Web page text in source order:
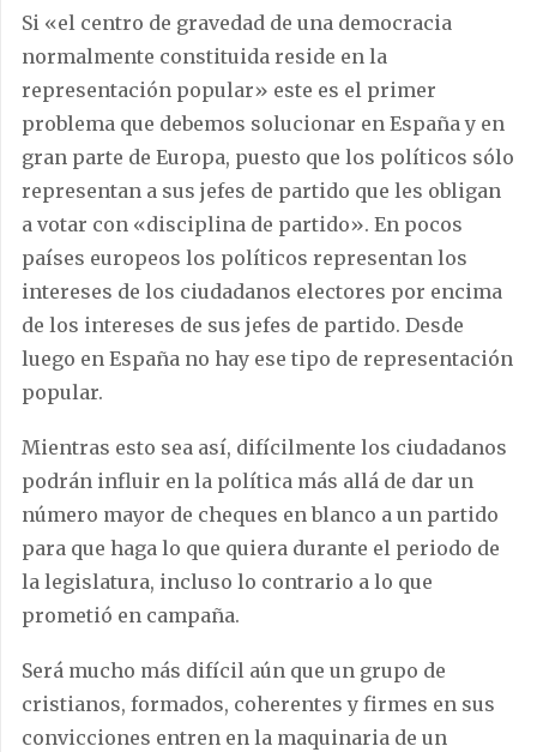
Si «el centro de gravedad de una democracia
normalmente constituida reside en la
representación popular» este es el primer
problema que debemos solucionar en España y en
gran parte de Europa, puesto que los políticos sólo
representan a sus jefes de partido que les obligan
a votar con «disciplina de partido». En pocos
países europeos los políticos representan los
intereses de los ciudadanos electores por encima
de los intereses de sus jefes de partido. Desde
luego en España no hay ese tipo de representación
popular.
Mientras esto sea así, difícilmente los ciudadanos
podrán influir en la política más allá de dar un
número mayor de cheques en blanco a un partido
para que haga lo que quiera durante el periodo de
la legislatura, incluso lo contrario a lo que
prometió en campaña.
Será mucho más difícil aún que un grupo de
cristianos, formados, coherentes y firmes en sus
convicciones entren en la maquinaria de un